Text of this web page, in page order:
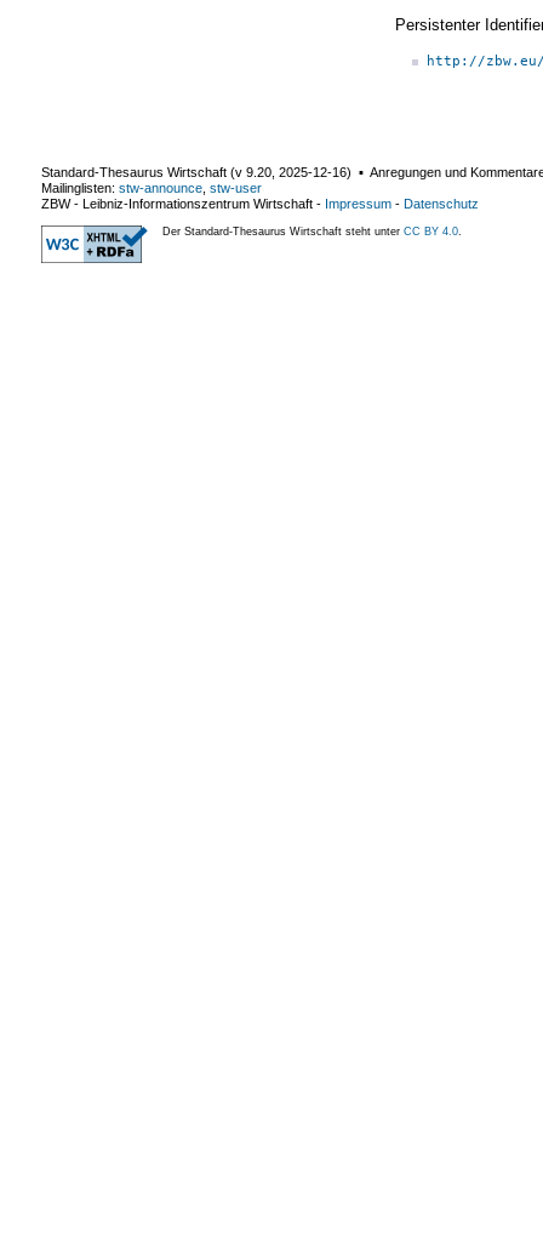
Persistenter
http://
Standard-Thesaurus Wirtschaft (v 9.20 2025-12-16) ▪ Anregungen und
Mailinglisten: stw-announce stw-user
ZBW - Leibniz-Informationszentrum Wirtschaft - Impressum - Datenschutz
Der Standard-Thesaurus Wirtschaft steht unter CC BY 4.0